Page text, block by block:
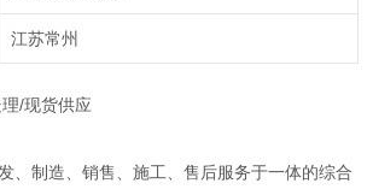
江苏常州
/现货供应
、制造、销售、施工、售后服务于一体的综合